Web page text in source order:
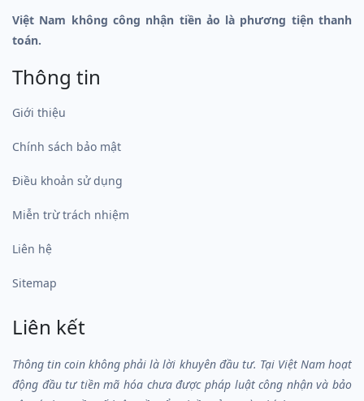
Việt Nam không công nhận tiền ảo là phương tiện thanh
toán.
Thông tin
Giới thiệu
Chính sách bảo mật
Điều khoản sử dụng
Miễn trừ trách nhiệm
Liên hệ
Sitemap
Liên kết
Thông tin coin không phải là lời khuyên đầu tư. Tại Việt Nam hoạt
động đầu tư tiền mã hóa chưa được pháp luật công nhận và bảo